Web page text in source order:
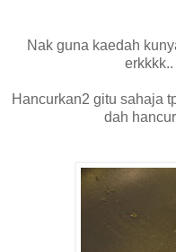
Nak guna kaedah
Hancurkan2 gitu sahaja
dah